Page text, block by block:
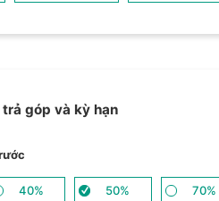
góp và kỳ hạn
40% 50% 70%